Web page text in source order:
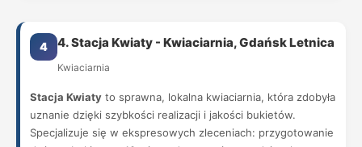
4 4. Stacja Kwiaty - Kwiaciarnia, Gdańsk Letnica
Kwiaciarnia
Stacja Kwiaty to sprawna, lokalna kwiaciarnia, która zdobyła
uznanie dzięki szybkości realizacji i jakości bukietów.
Specjalizuje się w ekspresowych zleceniach: przygotowanie